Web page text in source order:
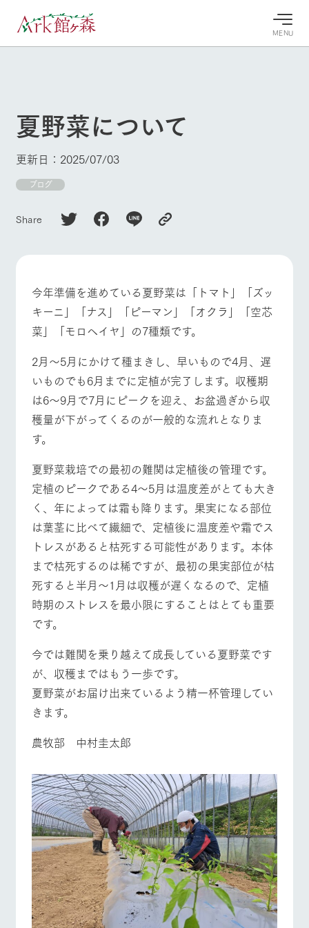
MENU
牧場へ行
く
営業時
間・料金
交通アク
セス
よくいた
だく質問
団体のお
客様へ
ペットを
お連れの
お客様へ
お問い合
よく見られている情報
今日の牧
本日の営業時間
や牧場の天気、
状況などを毎日
Ark館ヶ森で開
催しているイベ
情報やスケジュ
ビゲート
施設・体験情報
ガーデン
花のある美しい
自然環境の中、
季節の移り変わ
りを存分に味わ
れあう
触れて、感じ
て、学ぶ。館ヶ
森の雄大な自然
なかで動物とふ
ビティ／
体験
ツリーハウスや
各種体験教室な
ど、楽しみなが
レストラ
ン
牧場の生産品を
知り尽くした料
理人が腕を振
い、ビュッフェ
スタイルで提供
ショップ
／お買い
物
丹精込めて育て
た生産品をはじ
め、牧場産の逸
品を取り揃えた
店舗
牧場マッ
プ
牧場マップのダ
ウンロード
周遊バス
Ark館ヶ森について
牧場に行く
生産品を見る
お知らせ
ブログ
お問い合わせ・資料請求
生産品カタログ・資料DL
English (Google Translate)
ネットショップ
個人情報取扱いについて
牧場トップ 今日の牧場 牧場の楽しみ方
イベント/フェア レストラン/BBQ フラワーガーデン
牧場マップを見る 周遊バス
よくあるご質問
団体のお客様へ
ペットをお連れの
お客様へ お問い合わせ
夏野菜について
更新日：2025/07/03
ブログ
Share
今年準備を進めている夏野菜は「トマト」「ズッ
キーニ」「ナス」「ピーマン」「オクラ」「空芯
菜」「モロヘイヤ」の7種類です。
2月～5月にかけて種まきし、早いもので4月、遅
いものでも6月までに定植が完了します。収穫期
は6～9月で7月にピークを迎え、お盆過ぎから収
穫量が下がってくるのが一般的な流れとなりま
す。
夏野菜栽培での最初の難関は定植後の管理です。
定植のピークである4～5月は温度差がとても大き
く、年によっては霜も降ります。果実になる部位
は葉茎に比べて繊細で、定植後に温度差や霜でス
トレスがあると枯死する可能性があります。本体
まで枯死するのは稀ですが、最初の果実部位が枯
死すると半月～1月は収穫が遅くなるので、定植
時期のストレスを最小限にすることはとても重要
です。
今では難関を乗り越えて成長している夏野菜です
が、収穫まではもう一歩です。
夏野菜がお届け出来ているよう精一杯管理してい
きます。
農牧部 中村圭太郎